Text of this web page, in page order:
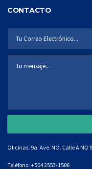
CONTACTO
Oficinas: 9a. Ave. NO. Calle A
Teléfono: +504 2553-1506